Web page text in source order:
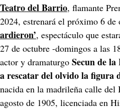
Teatro del Barrio, flamante
2024, estrenará el próximo 6 de
ardieron’, espectáculo que
27 de octubre -domingos a las
actor y dramaturgo Secun de la
a rescatar del olvido la figura
nacida en la madrileña calle
agosto de 1905, licenciada en